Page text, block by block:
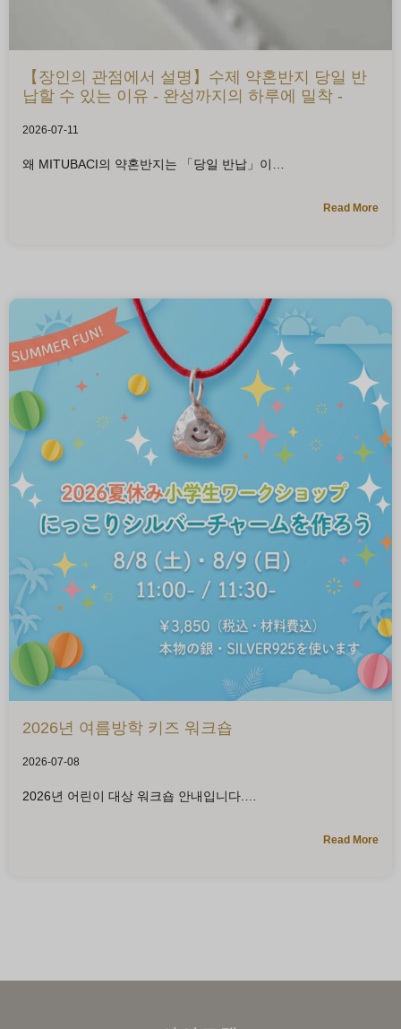
【장인의 관점에서 설명】수제 약혼반지 당일 반
납할 수 있는 이유 - 완성까지의 하루에 밀착 -
2026-07-11
왜 MITUBACI의 약혼반지는 「당일 반납」이
Read More
2026년 여름방학 키즈 워크숍
2026-07-08
2026년 어린이 대상 워크숍 안내입니다.
Read More